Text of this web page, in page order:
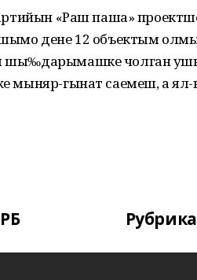
«Раш паша»
дене 12 объектым
чолган
гынат саемеш, а ял-